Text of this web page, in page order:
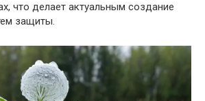
что делает актуальным создание
защиты.